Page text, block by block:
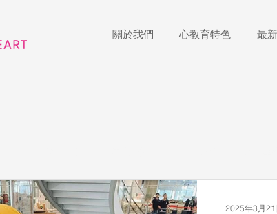
關於我們 心教育特色 最
表演藝術 多媒體 家長陪跑團 招生說明會
2025年3月21